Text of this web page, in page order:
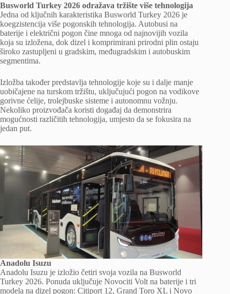
Busworld Turkey 2026 odražava tržište više tehnologija
Jedna od ključnih karakteristika Busworld Turkey 2026 je
koegzistencija više pogonskih tehnologija. Autobusi na
baterije i električni pogon čine mnoga od najnovijih vozila
koja su izložena, dok dizel i komprimirani prirodni plin ostaju
široko zastupljeni u gradskim, međugradskim i autobuskim
segmentima.
Izložba također predstavlja tehnologije koje su i dalje manje
uobičajene na turskom tržištu, uključujući pogon na vodikove
gorivne ćelije, trolejbuske sisteme i autonomnu vožnju.
Nekoliko proizvođača koristi događaj da demonstrira
mogućnosti različitih tehnologija, umjesto da se fokusira na
jedan put.
Anadolu Isuzu
Anadolu Isuzu je izložio četiri svoja vozila na Busworld
Turkey 2026. Ponuda uključuje Novociti Volt na baterije i tri
modela na dizel pogon: Citiport 12, Grand Toro XL i Novo